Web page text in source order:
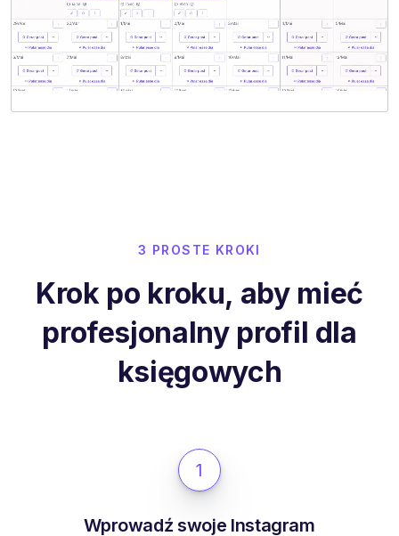
3 PROSTE KROKI
Krok po kroku, aby mieć
profesjonalny profil dla
księgowych
1
Wprowadź swoje Instagram